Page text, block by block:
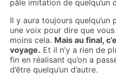
pâle imitation de quelqu’un
Il y aura toujours
une voix pour dire que
moins cela. Mais au final,
voyage. Et il n’y a rien de
fin en réalisant qu’on a
d’être quelqu’un d’autre.